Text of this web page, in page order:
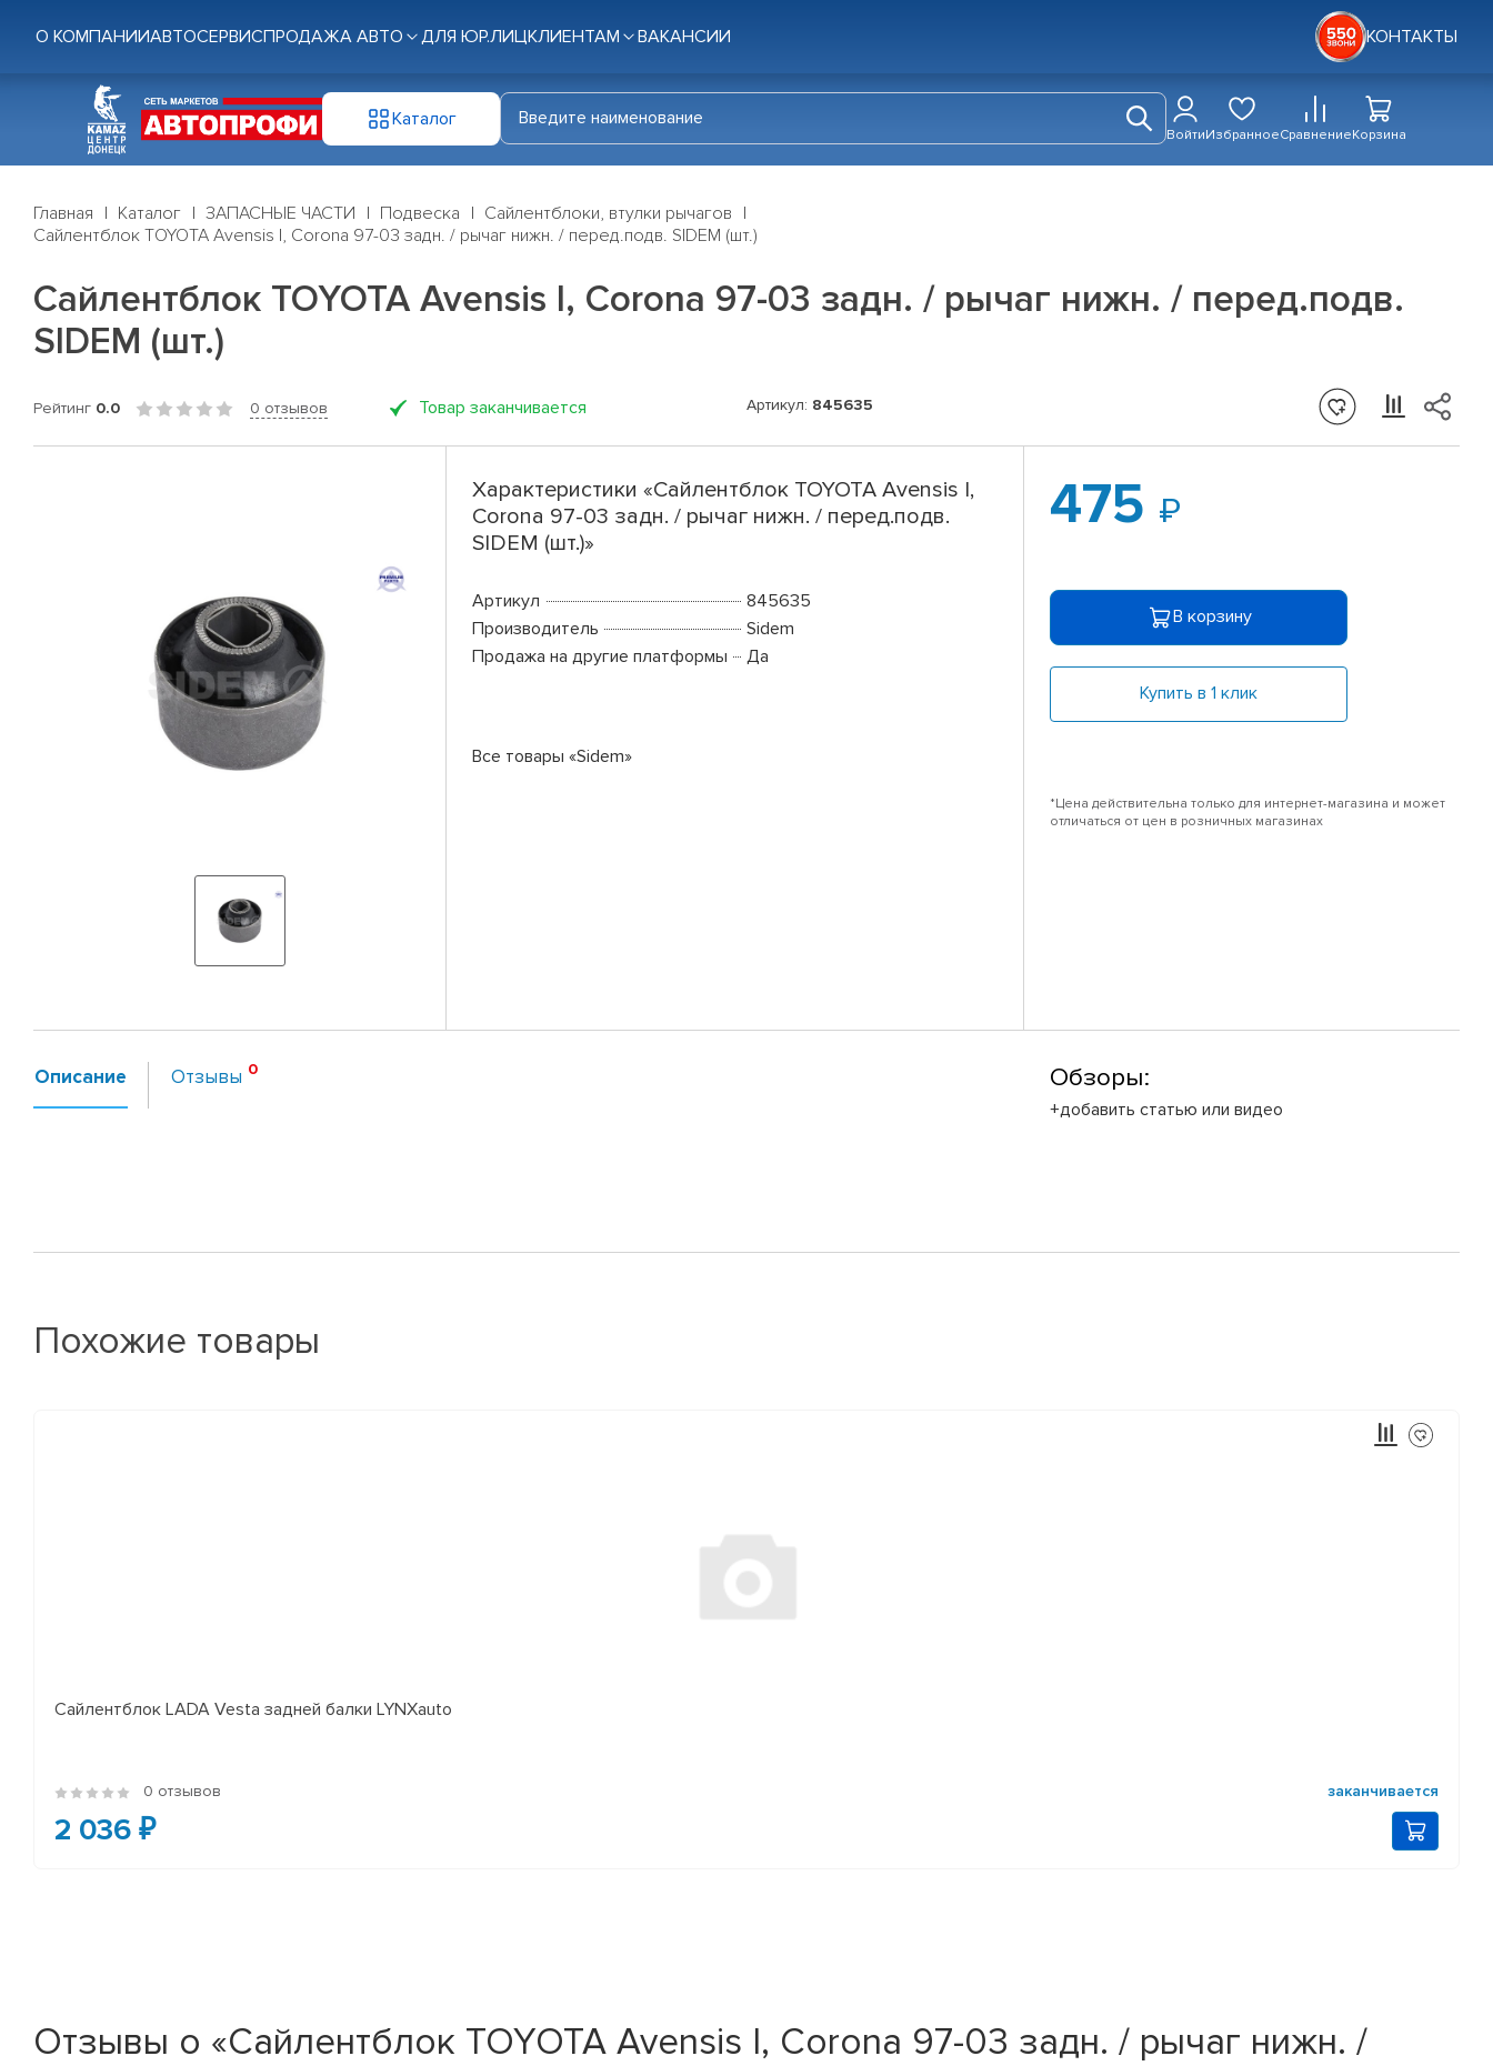
О КОМПАНИИАВТОСЕРВИСПРОДАЖА АВТО ДЛЯ ЮР.ЛИЦКЛИЕНТАМ ВАКАНСИИ КОНТАКТЫ
Каталог
ВойтиИзбранноеСравнениеКорзина
Главная Каталог ЗАПАСНЫЕ ЧАСТИ Подвеска
Сайлентблоки, втулки рычагов
Сайлентблок TOYOTA Avensis I, Corona 97-03 задн. / рычаг нижн. / перед.подв. SIDEM (шт.)
Сайлентблок TOYOTA Avensis I, Corona 97-03 задн. / рычаг нижн. / перед.подв.
SIDEM (шт.)
Рейтинг 0.0 0 отзывов Товар заканчивается Артикул: 845635
Характеристики «Сайлентблок TOYOTA Avensis I,
Corona 97-03 задн. / рычаг нижн. / перед.подв.
SIDEM (шт.)»
Артикул
845635
Производитель
Sidem
Продажа на другие платформы
Да
Все товары «Sidem»
475
В корзину
Купить в 1 клик
*Цена действительна только для интернет-магазина и может
отличаться от цен в розничных магазинах
Описание Отзывы Обзоры:
+добавить статью или видео
Похожие товары
Сайлентблок LADA Vesta задней балки LYNXauto
0 отзывов заканчивается
2 036 ₽
Отзывы о «Сайлентблок TOYOTA Avensis I, Corona 97-03 задн. / рычаг нижн. /